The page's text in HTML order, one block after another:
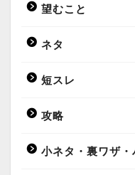
望むこと
ネタ
短スレ
攻略
小ネタ・裏ワザ・